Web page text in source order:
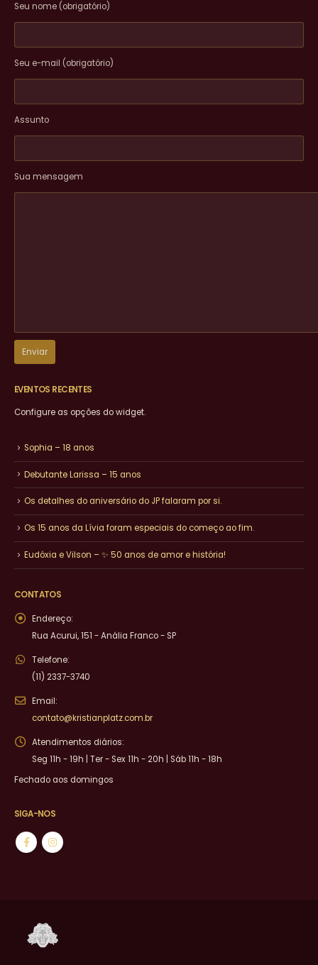
Seu nome (obrigatório)
Seu e-mail (obrigatório)
Assunto
Sua mensagem
EVENTOS RECENTES
Configure as opções do widget.
Sophia – 18 anos
Debutante Larissa – 15 anos
Os detalhes do aniversário do JP falaram por si.
Os 15 anos da Lívia foram especiais do começo ao fim.
Eudóxia e Vilson – ✨ 50 anos de amor e história!
CONTATOS
Endereço:
Rua Acurui, 151 - Anália Franco - SP
Telefone:
(11) 2337-3740
Email:
contato@kristianplatz.com.br
Atendimentos diários:
Seg 11h - 19h | Ter - Sex 11h - 20h | Sáb 11h - 18h
Fechado aos domingos
SIGA-NOS